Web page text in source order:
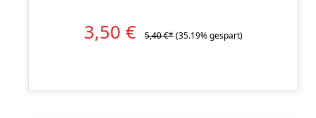
3,50 € 5,40 €*(35.19% gespart)